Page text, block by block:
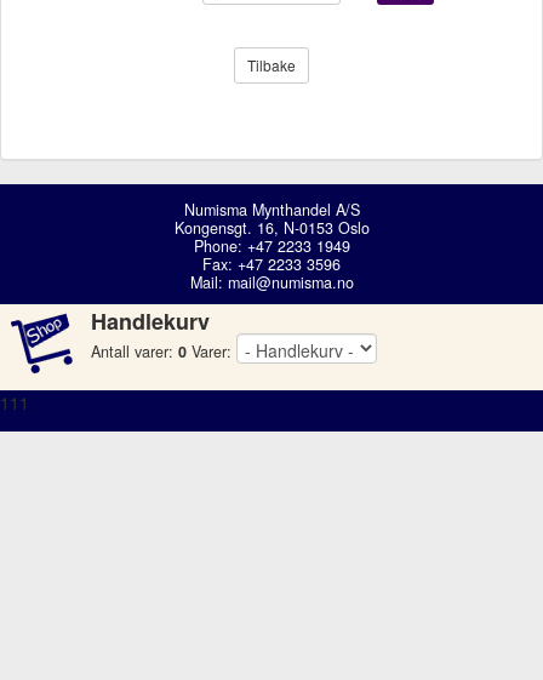
Tilbake
Numisma Mynthandel A/S
Kongensgt. 16, N-0153 Oslo
Phone: +47 2233 1949
Fax: +47 2233 3596
Mail: mail@numisma.no
Handlekurv
Antall varer: 0 Varer:
111